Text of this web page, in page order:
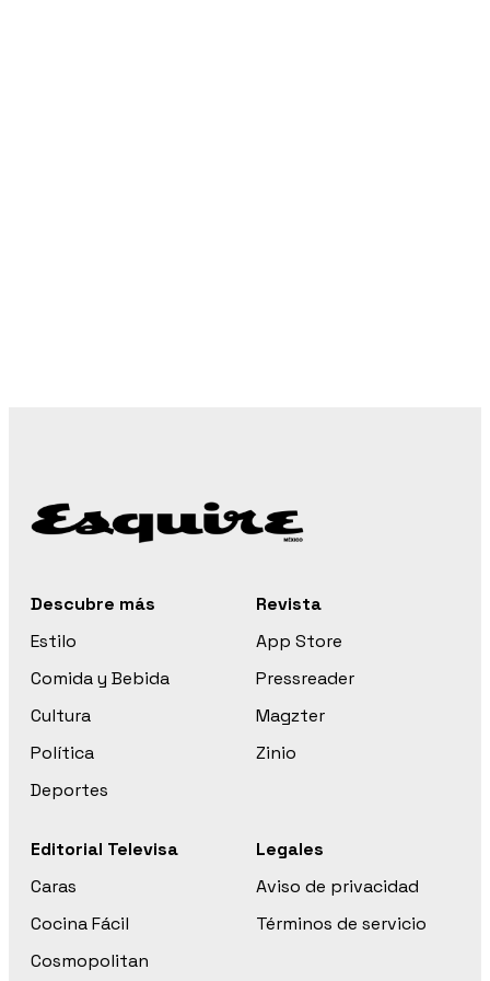
Descubre más
Estilo
Comida y Bebida
Cultura
Política
Deportes
Revista
App Store
Pressreader
Magzter
Zinio
Editorial Televisa
Caras
Cocina Fácil
Cosmopolitan
Legales
Aviso de privacidad
Términos de servicio